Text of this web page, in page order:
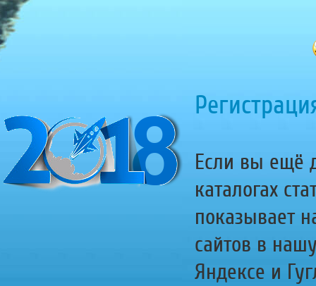
Если вы ещё
каталогах
показывает
сайтов в
Яндексе и